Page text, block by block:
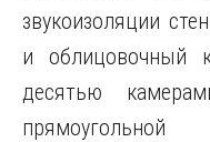
звукоизоляции
и
десятью